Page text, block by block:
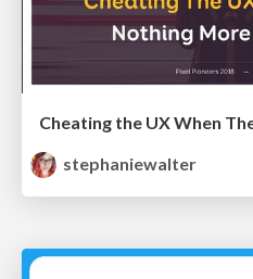
stephaniewalter